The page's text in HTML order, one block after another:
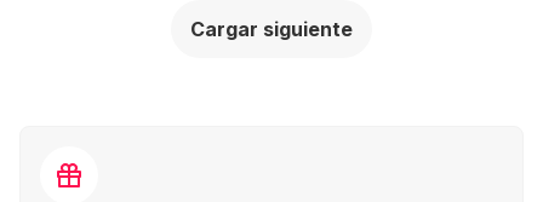
Cargar siguiente